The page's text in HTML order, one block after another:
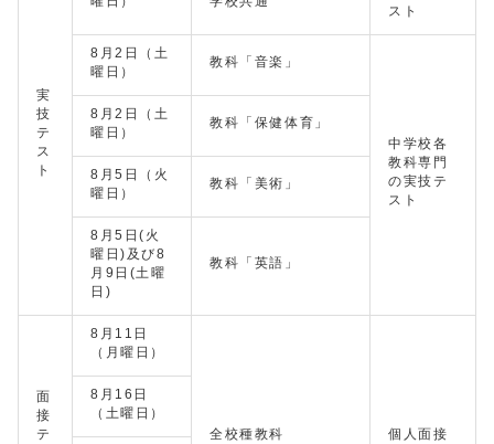
実
技
テ
ス
ト
スト
8月2日（土
曜日）
教科「音楽」
中学校各
教科専門
の実技テ
スト
8月2日（土
曜日）
教科「保健体育」
8月5日（火
曜日）
教科「美術」
8月5日(火
曜日)及び8
月9日(土曜
日)
教科「英語」
面
接
テ
8月11日
（月曜日）
全校種教科 個人面接
8月16日
（土曜日）